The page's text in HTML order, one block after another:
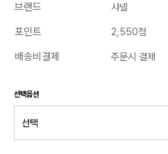
브랜드 샤넬
포인트 2,550점
배송비결제 주문시 결제
선택옵션